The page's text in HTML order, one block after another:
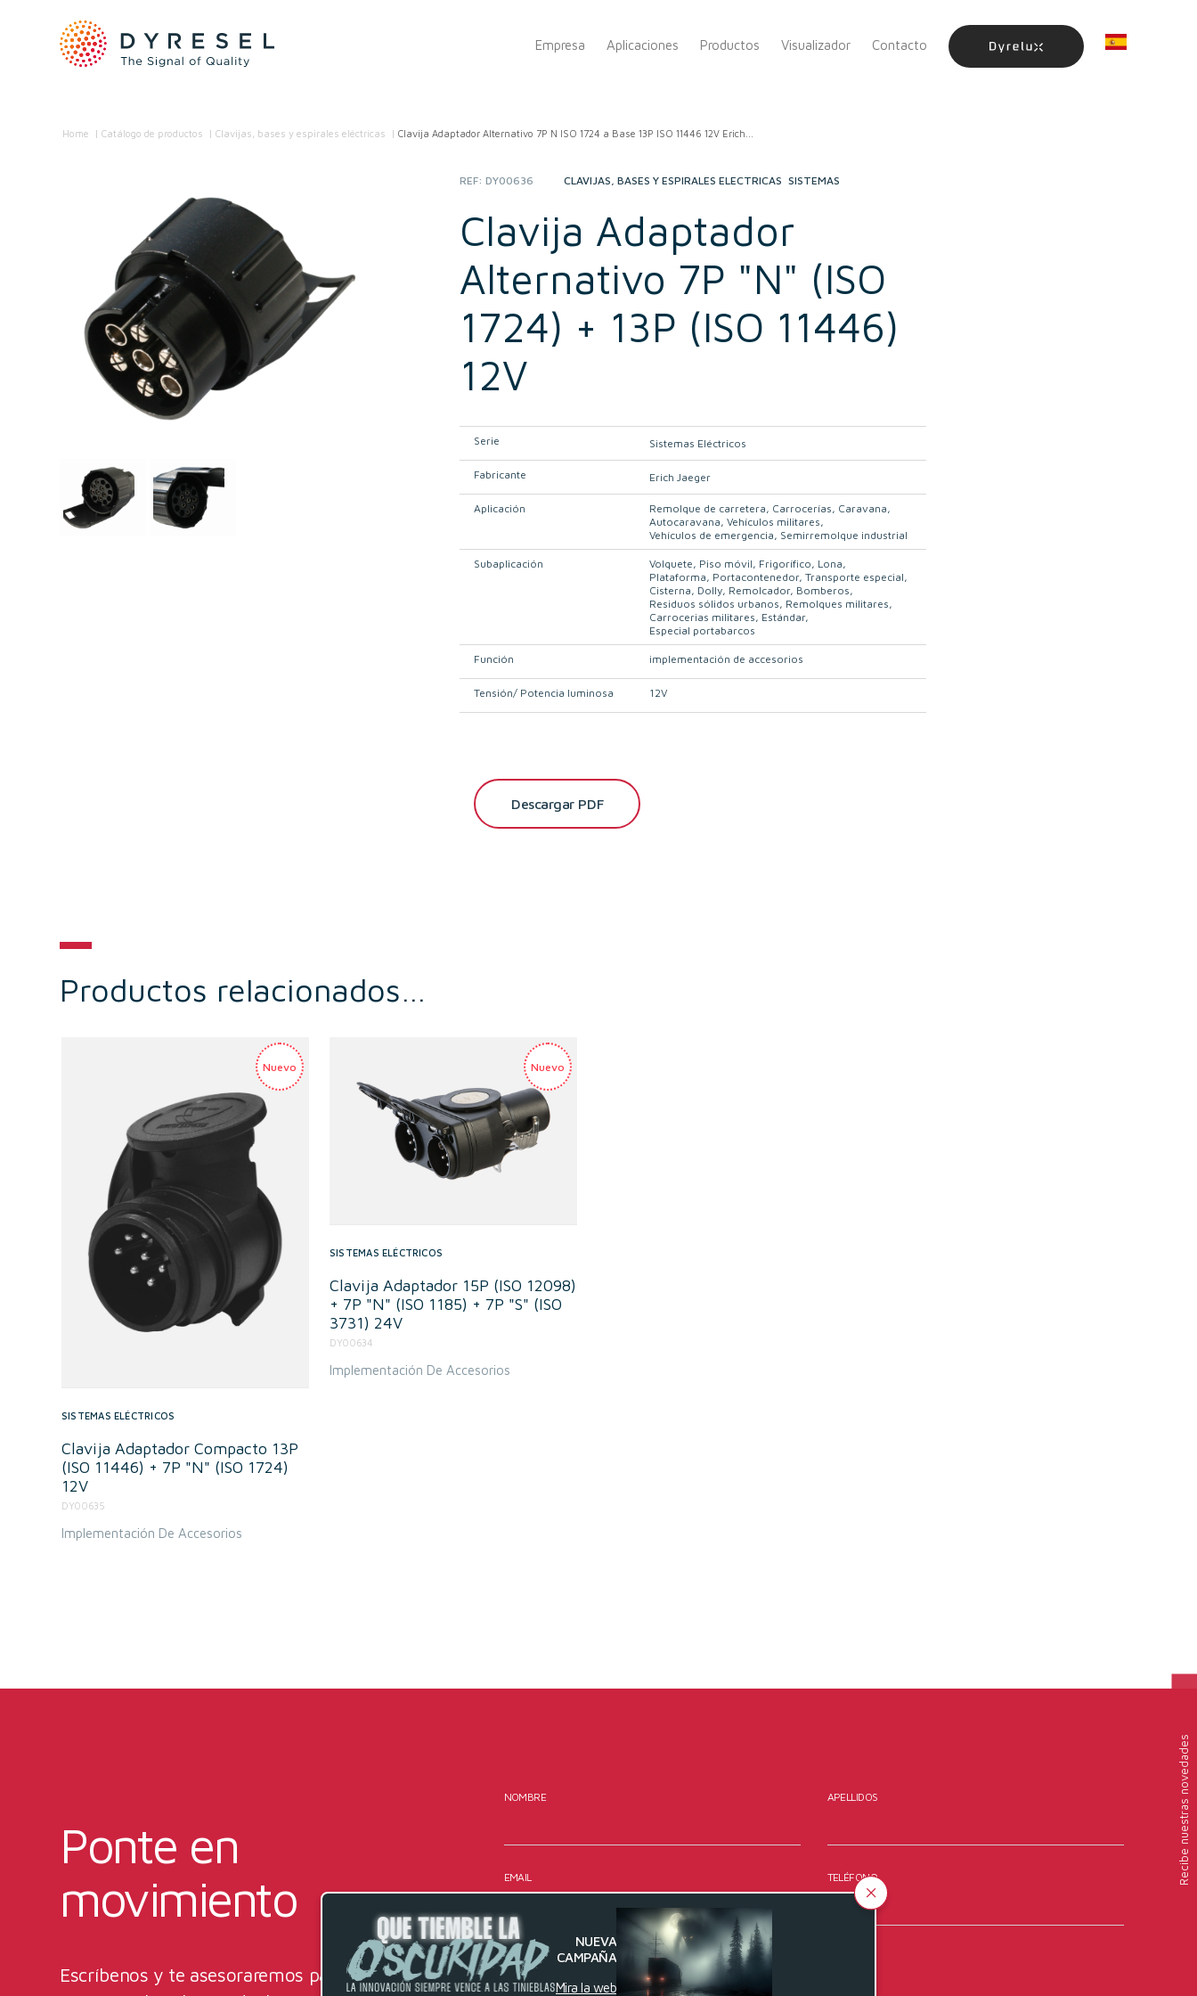
Empresa Aplicaciones Productos Visualizador Contacto
NUEVA
CAMPAÑA
Mira la web
Home /Catálogo de productos /Clavijas, bases y espirales eléctricas /Clavija Adaptador Alternativo 7P N ISO 1724 a Base 13P ISO 11446 12V Erich...
REF:DY00636
CATEGORIES:CLAVIJAS, BASES Y ESPIRALES ELÉCTRICAS ,SISTEMAS
Clavija Adaptador
Alternativo 7P "N" (ISO
1724) + 13P (ISO 11446)
12V
Serie Sistemas Eléctricos
Fabricante Erich Jaeger
Aplicación Remolque de carretera Carrocerías Caravana
Autocaravana Vehículos militares
Vehículos de emergencia Semirremolque industrial
Subaplicación Volquete Piso móvil Frigorífico Lona
Plataforma Portacontenedor Transporte especial
Cisterna Dolly Remolcador Bomberos
Residuos sólidos urbanos Remolques militares
Carrocerias militares Estándar
Especial portabarcos
Función implementación de accesorios
Tensión/ Potencia luminosa 12V
Descargar PDF
Productos relacionados…
SISTEMAS ELÉCTRICOS
Clavija Adaptador Compacto 13P
(ISO 11446) + 7P "N" (ISO 1724)
12V
DY00635
Implementación De Accesorios
SISTEMAS ELÉCTRICOS
Clavija Adaptador 15P (ISO 12098)
+ 7P "N" (ISO 1185) + 7P "S" (ISO
3731) 24V
DY00634
Implementación De Accesorios
Recibe
nuestras novedades
Ponte en
movimiento
Escríbenos y te asesoraremos para
NOMBRE APELLIDOS
EMAIL TELÉFONO
MENSAJE